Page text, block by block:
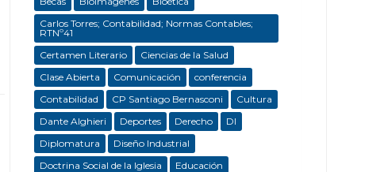
Carlos Torres; Contabilidad; Normas Contables;
RTNº41
Certamen Literario
Ciencias de la Salud
Clase Abierta
Comunicación
conferencia
Contabilidad
CP Santiago Bernasconi
Cultura
Dante Alghieri
Deportes Derecho
DI
Diplomatura
Diseño Industrial
Doctrina Social de la Iglesia
Educación